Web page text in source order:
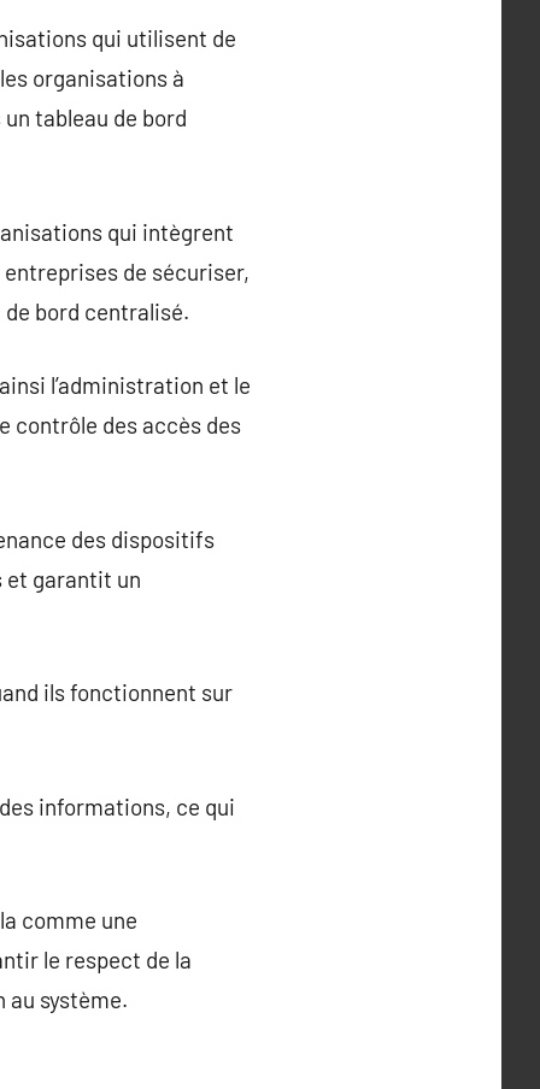
qui utilisent de
organisations à
tableau de bord
qui intègrent
de sécuriser,
bord centralisé.
l’administration et le
contrôle des accès des
des dispositifs
et garantit un
ils fonctionnent sur
informations, ce qui
comme une
le respect de la
au système.